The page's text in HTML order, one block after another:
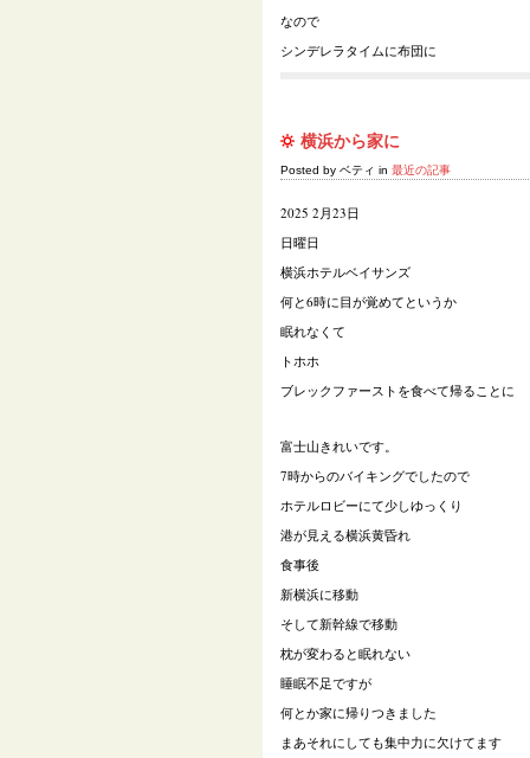
なので
シンデレラタイムに布団に
横浜から家に
Posted by ベティ in 最近の記事
2025 2月23日
日曜日
横浜ホテルベイサンズ
何と6時に目が覚めてというか
眠れなくて
トホホ
ブレックファーストを食べて帰ることに
富士山きれいです。
7時からのバイキングでしたので
ホテルロビーにて少しゆっくり
港が見える横浜黄昏れ
食事後
新横浜に移動
そして新幹線で移動
枕が変わると眠れない
睡眠不足ですが
何とか家に帰りつきました
まあそれにしても集中力に欠けてます